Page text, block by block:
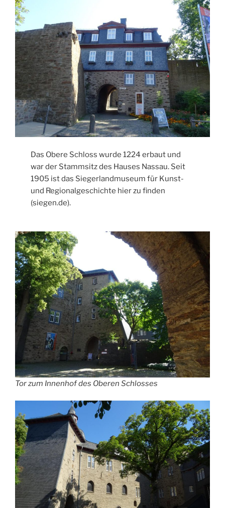
Das Obere Schloss wurde 1224 erbaut und
war der Stammsitz des Hauses Nassau. Seit
1905 ist das Siegerlandmuseum für Kunst-
und Regionalgeschichte hier zu finden
(siegen.de).
Tor zum Innenhof des Oberen Schlosses